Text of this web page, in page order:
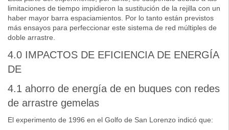
limitaciones de tiempo impidieron la sustitución de la rejilla con un
haber mayor barra espaciamientos. Por lo tanto están previstos
más ensayos para perfeccionar este sistema de red múltiples de
doble arrastre.
4.0 IMPACTOS DE EFICIENCIA DE ENERGÍA
DE
4.1 ahorro de energía de en buques con redes
de arrastre gemelas
El experimento de 1996 en el Golfo de San Lorenzo indicó que: